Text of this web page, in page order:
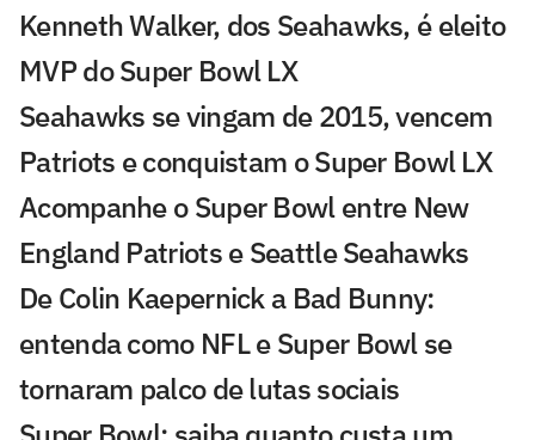
Kenneth Walker, dos Seahawks, é eleito
MVP do Super Bowl LX
Seahawks se vingam de 2015, vencem
Patriots e conquistam o Super Bowl LX
Acompanhe o Super Bowl entre New
England Patriots e Seattle Seahawks
De Colin Kaepernick a Bad Bunny:
entenda como NFL e Super Bowl se
tornaram palco de lutas sociais